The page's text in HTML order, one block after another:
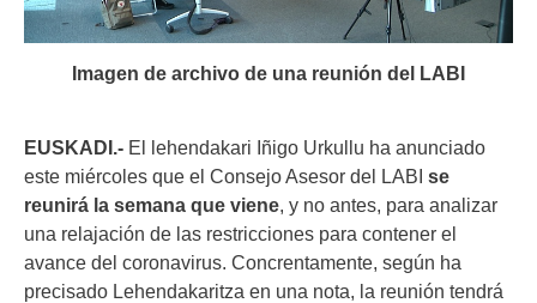
Imagen de archivo de una reunión del LABI
EUSKADI.- El lehendakari Iñigo Urkullu ha anunciado
este miércoles que el Consejo Asesor del LABI se
reunirá la semana que viene, y no antes, para analizar
una relajación de las restricciones para contener el
avance del coronavirus. Concrentamente, según ha
precisado Lehendakaritza en una nota, la reunión tendrá